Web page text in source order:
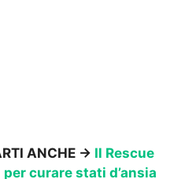
ANCHE -> Il Rescue
curare stati d’ansia